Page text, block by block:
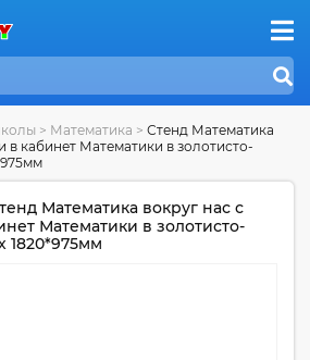
> Математика > Стенд Математика
в кабинет Математики в золотисто-
Математика вокруг нас с
Математики в золотисто-
1820*975мм